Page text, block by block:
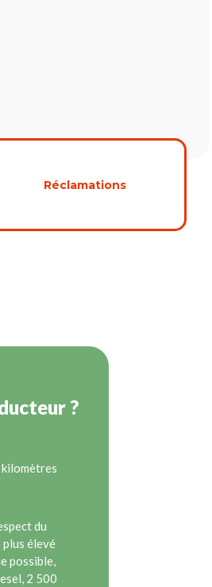
Réclamations
?
kilomètres
du
élevé
possible,
2 500